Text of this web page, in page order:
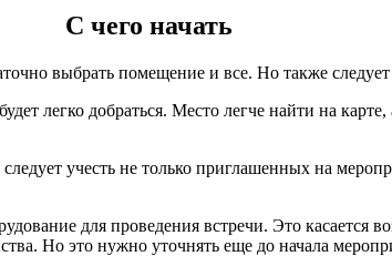
С чего начать
выбрать помещение и все. Но также
легко добраться. Место легче найти на
учесть не только приглашенных на
для проведения встречи. Это касается
Но это нужно уточнять еще до начала